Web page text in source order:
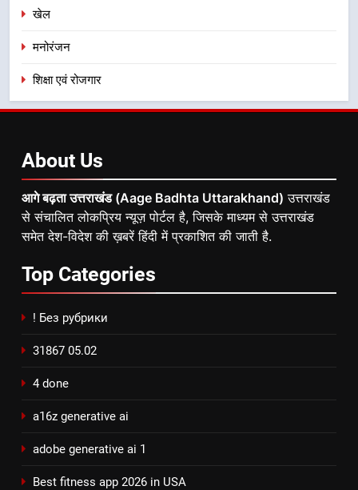
खेल
मनोरंजन
शिक्षा एवं रोजगार
About Us
आगे बढ़ता उत्तराखंड (Aage Badhta Uttarakhand) उत्तराखंड
से संचालित लोकप्रिय न्यूज़ पोर्टल है, जिसके माध्यम से उत्तराखंड
समेत देश-विदेश की ख़बरें हिंदी में प्रकाशित की जाती है.
Top Categories
! Без рубрики
31867 05.02
4 done
a16z generative ai
adobe generative ai 1
Best fitness app 2026 in USA